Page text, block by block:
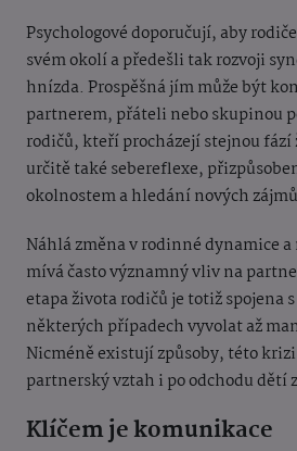
Psychologové doporučují, aby
svém okolí a předešli tak rozvoji
hnízda. Prospěšná jím může být
partnerem, přáteli nebo skupinou
rodičů, kteří procházejí stejnou fází
určitě také sebereflexe,
okolnostem a hledání nových
Náhlá změna v rodinné dynamice
mívá často významný vliv na
etapa života rodičů je totiž spojena
některých případech vyvolat až
Nicméně existují způsoby, této
partnerský vztah i po odchodu dětí
Klíčem je komunikace